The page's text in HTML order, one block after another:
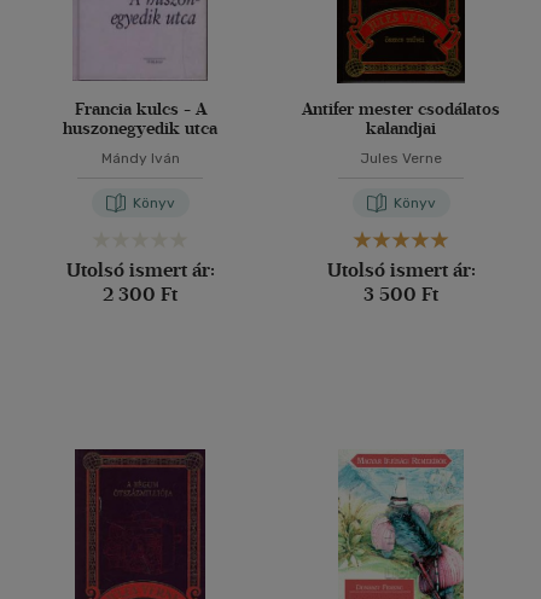
Francia kulcs - A
huszonegyedik utca
Mándy Iván
Könyv
Utolsó ismert ár:
2 300 Ft
Antifer mester csodálatos
kalandjai
Jules Verne
Könyv
Utolsó ismert ár:
3 500 Ft